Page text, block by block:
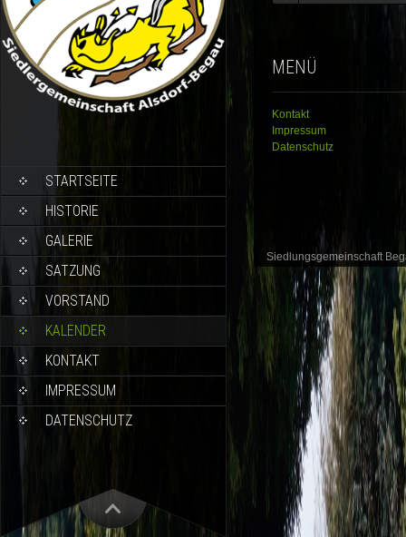
STARTSEITE
HISTORIE
GALERIE
SATZUNG
VORSTAND
KALENDER
KONTAKT
IMPRESSUM
DATENSCHUTZ
MENÜ
Kontakt
Impressum
Datenschutz
Siedlungsgemeinschaft